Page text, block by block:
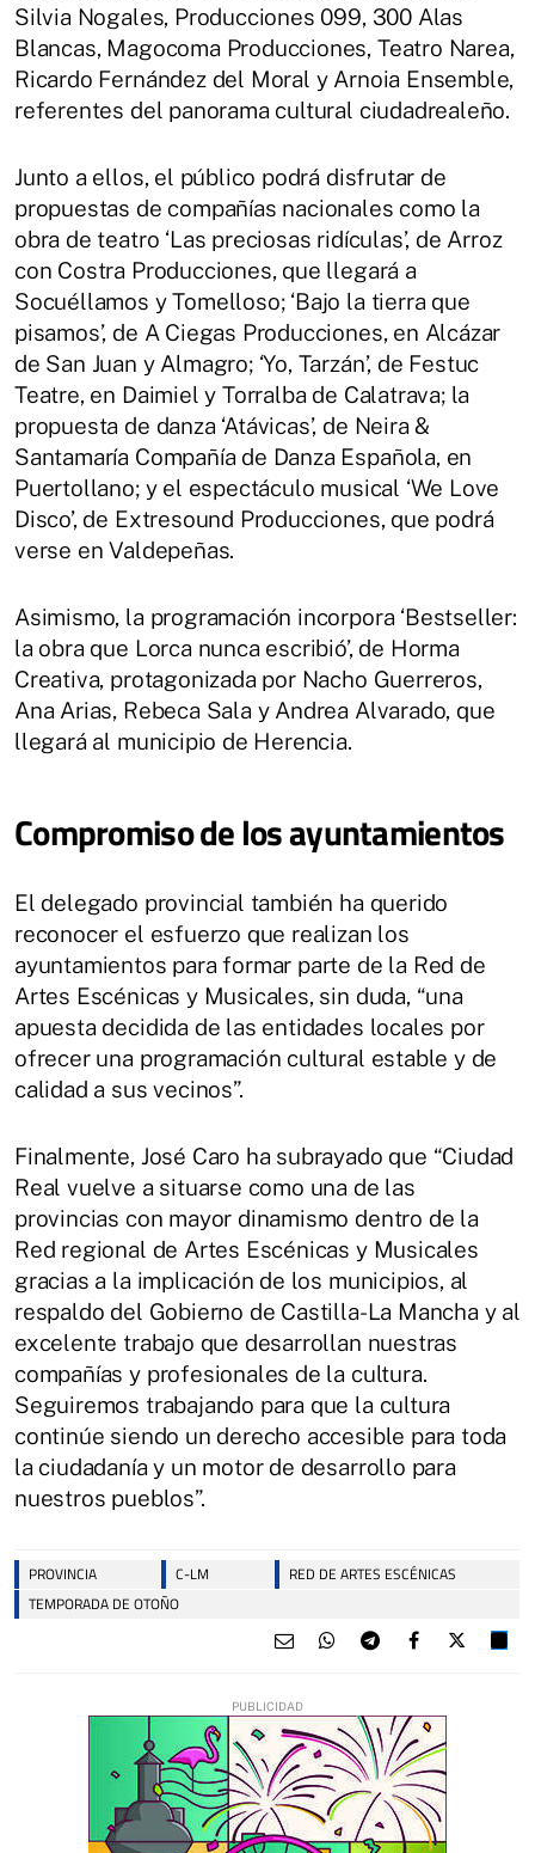
Silvia Nogales, Producciones 099, 300 Alas
Blancas, Magocoma Producciones, Teatro Narea,
Ricardo Fernández del Moral y Arnoia Ensemble,
referentes del panorama cultural ciudadrealeño.
Junto a ellos, el público podrá disfrutar de
propuestas de compañías nacionales como la
obra de teatro ‘Las preciosas ridículas’, de Arroz
con Costra Producciones, que llegará a
Socuéllamos y Tomelloso; ‘Bajo la tierra que
pisamos’, de A Ciegas Producciones, en Alcázar
de San Juan y Almagro; ‘Yo, Tarzán’, de Festuc
Teatre, en Daimiel y Torralba de Calatrava; la
propuesta de danza ‘Atávicas’, de Neira &
Santamaría Compañía de Danza Española, en
Puertollano; y el espectáculo musical ‘We Love
Disco’, de Extresound Producciones, que podrá
verse en Valdepeñas.
Asimismo, la programación incorpora ‘Bestseller:
la obra que Lorca nunca escribió’, de Horma
Creativa, protagonizada por Nacho Guerreros,
Ana Arias, Rebeca Sala y Andrea Alvarado, que
llegará al municipio de Herencia.
Compromiso de los ayuntamientos
El delegado provincial también ha querido
reconocer el esfuerzo que realizan los
ayuntamientos para formar parte de la Red de
Artes Escénicas y Musicales, sin duda, “una
apuesta decidida de las entidades locales por
ofrecer una programación cultural estable y de
calidad a sus vecinos”.
Finalmente, José Caro ha subrayado que “Ciudad
Real vuelve a situarse como una de las
provincias con mayor dinamismo dentro de la
Red regional de Artes Escénicas y Musicales
gracias a la implicación de los municipios, al
respaldo del Gobierno de Castilla-La Mancha y al
excelente trabajo que desarrollan nuestras
compañías y profesionales de la cultura.
Seguiremos trabajando para que la cultura
continúe siendo un derecho accesible para toda
la ciudadanía y un motor de desarrollo para
nuestros pueblos”.
PROVINCIA C-LM
RED DE ARTES ESCÉNICAS
TEMPORADA DE OTOÑO